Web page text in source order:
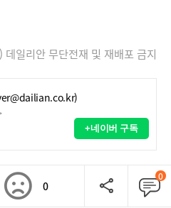
일리안 무단전재 및 재배포 금지
+네이버 구독
0
0